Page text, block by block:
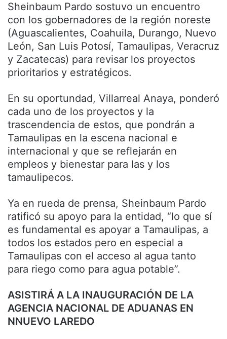
Sheinbaum Pardo sostuvo un encuentro
con los gobernadores de la región noreste
(Aguascalientes, Coahuila, Durango, Nuevo
León, San Luis Potosí, Tamaulipas, Veracruz
y Zacatecas) para revisar los proyectos
prioritarios y estratégicos.
En su oportundad, Villarreal Anaya, ponderó
cada uno de los proyectos y la
trascendencia de estos, que pondrán a
Tamaulipas en la escena nacional e
internacional y que se reflejarán en
empleos y bienestar para las y los
tamaulipecos.
Ya en rueda de prensa, Sheinbaum Pardo
ratificó su apoyo para la entidad, “lo que sí
es fundamental es apoyar a Tamaulipas, a
todos los estados pero en especial a
Tamaulipas con el acceso al agua tanto
para riego como para agua potable”.
ASISTIRÁ A LA INAUGURACIÓN DE LA
AGENCIA NACIONAL DE ADUANAS EN
NNUEVO LAREDO